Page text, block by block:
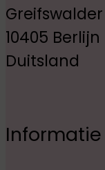
10405 Berlijn
Duitsland
Informatie